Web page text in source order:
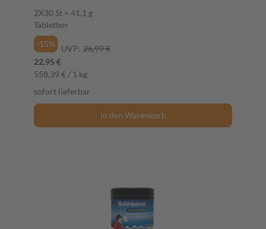
2X30 St = 41,1 g
Tabletten
-15%
UVP: 26,99 €
22,95 €
558,39 € / 1 kg
sofort lieferbar
In den Warenkorb